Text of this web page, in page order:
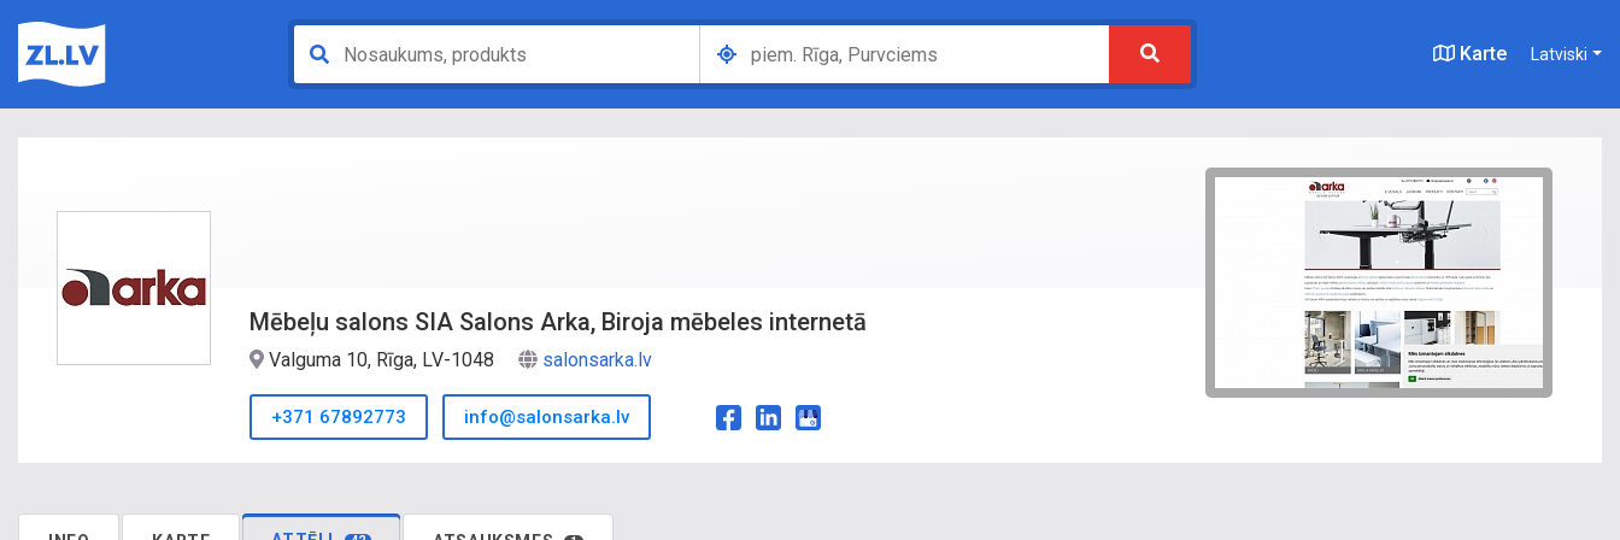
Karte Latviski
Mēbeļu salons SIA Salons Arka, Biroja mēbeles internetā
Valguma 10, Rīga, LV-1048 salonsarka.lv
+371 67892773 info@salonsarka.lv